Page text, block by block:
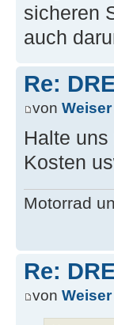
sicheren
auch
Re:
von
Halte
Kosten
Motorrad
Re:
von